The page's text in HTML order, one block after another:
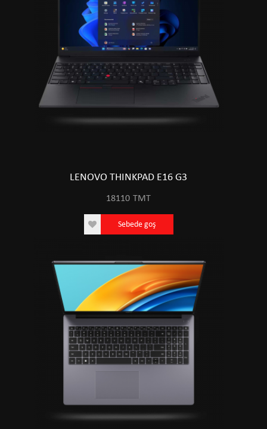
LENOVO THINKPAD E16 G3
18110 TMT
Sebede goş